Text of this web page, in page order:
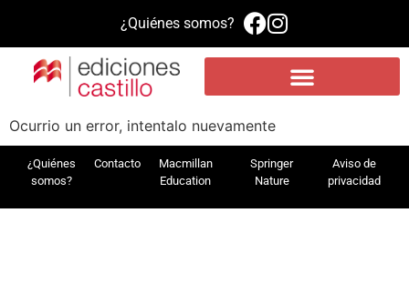
¿Quiénes somos?
Ocurrio un error, intentalo nuevamente
¿Quiénes
somos?
Contacto
Macmillan
Education
Springer
Nature
Aviso de
privacidad